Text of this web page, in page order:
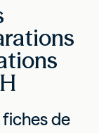
de